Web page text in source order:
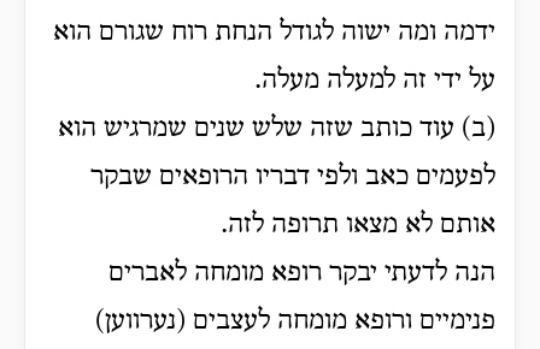
ידמה ומה ישוה לגודל הנחת רוח שגורם הוא
על ידי זה למעלה מעלה.
(ב) עוד כותב שזה שלש שנים שמרגיש הוא
לפעמים כאב ולפי דבריו הרופאים שבקר
אותם לא מצאו תרופה לזה.
הנה לדעתי יבקר רופא מומחה לאברים
פנימיים ורופא מומחה לעצבים (נערווען)